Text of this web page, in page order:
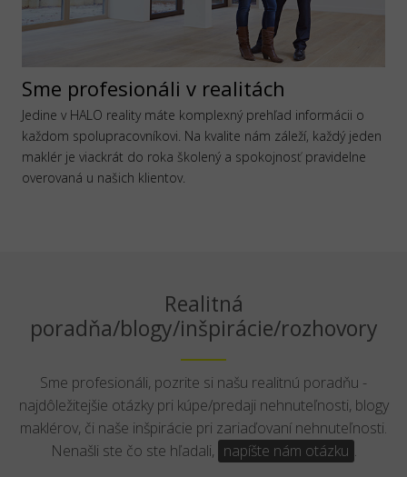
Sme profesionáli v realitách
Jedine v HALO reality máte komplexný prehľad informácii o
každom spolupracovníkovi. Na kvalite nám záleží, každý jeden
maklér je viackrát do roka školený a spokojnosť pravidelne
overovaná u našich klientov.
Realitná
poradňa/blogy/inšpirácie/rozhovory
Sme profesionáli, pozrite si našu realitnú poradňu -
najdôležitejšie otázky pri kúpe/predaji nehnuteľnosti, blogy
maklérov, či naše inšpirácie pri zariaďovaní nehnuteľnosti.
Nenašli ste čo ste hľadali, napíšte nám otázku .